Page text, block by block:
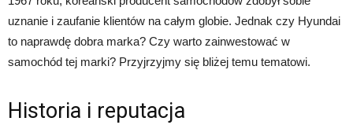
uznanie i zaufanie klientów na całym globie. Jednak czy Hyundai
to naprawdę dobra marka? Czy warto zainwestować w
samochód tej marki? Przyjrzyjmy się bliżej temu tematowi.
Historia i reputacja